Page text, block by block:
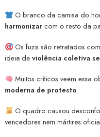
O branco da camisa do
harmonizarcom o resto da
Os fuzis são retratados
ideia de violência coletiva
Muitos críticos veem essa
moderna de protesto.
O quadro causou
vencedores nem mártires